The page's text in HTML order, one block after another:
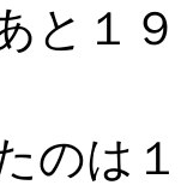
と１
のは